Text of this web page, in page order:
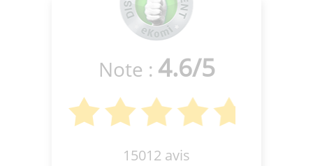
Note : 4.6/5
15012 avis